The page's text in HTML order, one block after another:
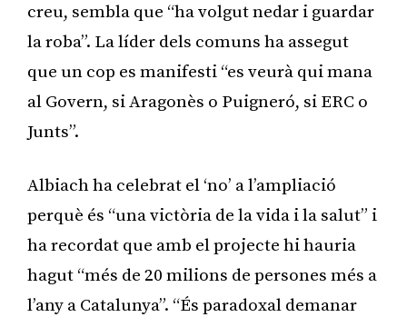
creu, sembla que “ha volgut nedar i guardar
la roba”. La líder dels comuns ha assegut
que un cop es manifesti “es veurà qui mana
al Govern, si Aragonès o Puigneró, si ERC o
Junts”.
Albiach ha celebrat el ‘no’ a l’ampliació
perquè és “una victòria de la vida i la salut” i
ha recordat que amb el projecte hi hauria
hagut “més de 20 milions de persones més a
l’any a Catalunya”. “És paradoxal demanar